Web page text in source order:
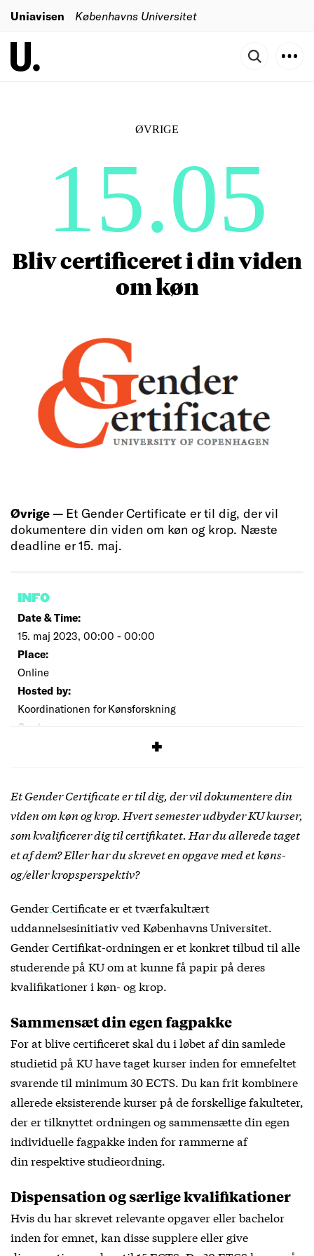
Uniavisen Københavns Universitet
ØVRIGE
15.05
Bliv certificeret i din viden
om køn
Øvrige — Et Gender Certificate er til dig, der vil
dokumentere din viden om køn og krop. Næste
deadline er 15. maj.
INFO
Date & Time:
15. maj 2023, 00:00 - 00:00
Place:
Online
Hosted by:
Koordinationen for Kønsforskning
Cost:
Et Gender Certificate er til dig, der vil dokumentere din
viden om køn og krop. Hvert semester udbyder KU kurser,
som kvalificerer dig til certifikatet. Har du allerede taget
et af dem? Eller har du skrevet en opgave med et køns-
og/eller kropsperspektiv?
Gender Certificateer et tværfakultært
uddannelsesinitiativ ved Københavns Universitet.
Gender Certifikat-ordningen er et konkret tilbud til alle
studerende på KU om at kunne få papir på deres
kvalifikationer i køn- og krop.
Sammensæt din egen fagpakke
For at blive certificeret skal du i løbet af din samlede
studietid på KU have taget kurser inden for emnefeltet
svarende til minimum 30 ECTS. Du kan frit kombinere
allerede eksisterende kurser på de forskellige fakulteter,
der er tilknyttet ordningen og sammensætte din egen
individuelle fagpakke inden for rammerne af
din respektive studieordning.
Dispensation og særlige kvalifikationer
Hvis du har skrevet relevante opgaver eller bachelor
inden for emnet, kan disse supplere eller give